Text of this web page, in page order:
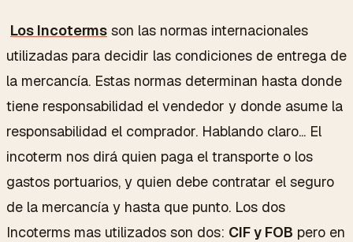
Los Incoterms son las normas internacionales
utilizadas para decidir las condiciones de entrega de
la mercancía. Estas normas determinan hasta donde
tiene responsabilidad el vendedor y donde asume la
responsabilidad el comprador. Hablando claro... El
incoterm nos dirá quien paga el transporte o los
gastos portuarios, y quien debe contratar el seguro
de la mercancía y hasta que punto. Los dos
Incoterms mas utilizados son dos: CIF y FOB pero en